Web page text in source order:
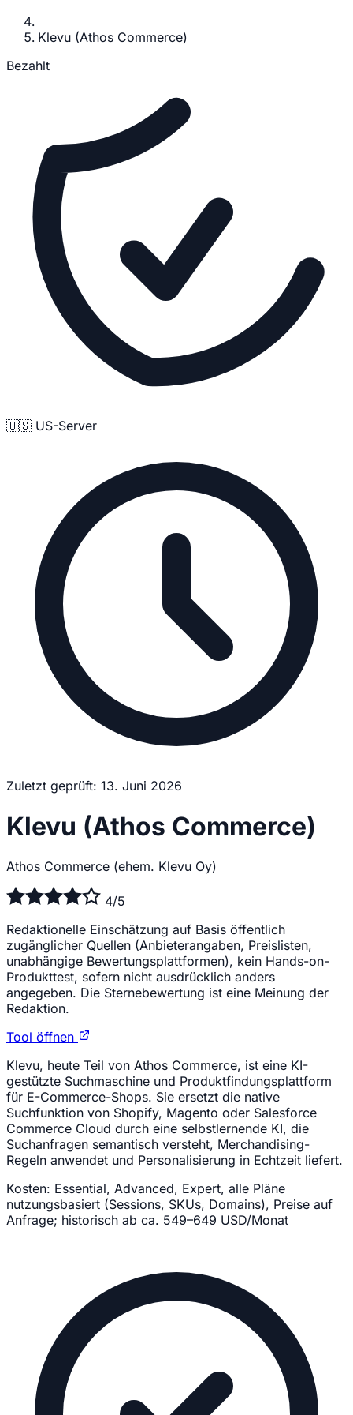
Klevu (Athos Commerce)
Bezahlt
🇺🇸 US-Server
Zuletzt geprüft: 13. Juni 2026
Klevu (Athos Commerce)
Athos Commerce (ehem. Klevu Oy)
4/5
Redaktionelle Einschätzung auf Basis öffentlich
zugänglicher Quellen (Anbieterangaben, Preislisten,
unabhängige Bewertungsplattformen), kein Hands-on-
Produkttest, sofern nicht ausdrücklich anders
angegeben. Die Sternebewertung ist eine Meinung der
Redaktion.
Tool öffnen
Klevu, heute Teil von Athos Commerce, ist eine KI-
gestützte Suchmaschine und Produktfindungsplattform
für E-Commerce-Shops. Sie ersetzt die native
Suchfunktion von Shopify, Magento oder Salesforce
Commerce Cloud durch eine selbstlernende KI, die
Suchanfragen semantisch versteht, Merchandising-
Regeln anwendet und Personalisierung in Echtzeit liefert.
Kosten: Essential, Advanced, Expert, alle Pläne
nutzungsbasiert (Sessions, SKUs, Domains), Preise auf
Anfrage; historisch ab ca. 549–649 USD/Monat